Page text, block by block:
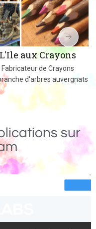
Un Monde de
Des jeux, jouets et objets en
massif fabriqués dans le
sur